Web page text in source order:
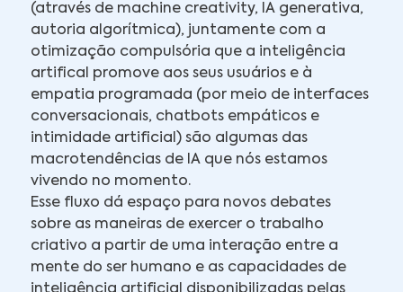
(através de machine creativity, IA generativa,
autoria algorítmica), juntamente com a
otimização compulsória que a inteligência
artifical promove aos seus usuários e à
empatia programada (por meio de interfaces
conversacionais, chatbots empáticos e
intimidade artificial) são algumas das
macrotendências de IA que nós estamos
vivendo no momento.
Esse fluxo dá espaço para novos debates
sobre as maneiras de exercer o trabalho
criativo a partir de uma interação entre a
mente do ser humano e as capacidades de
inteligência artificial disponibilizadas pelas